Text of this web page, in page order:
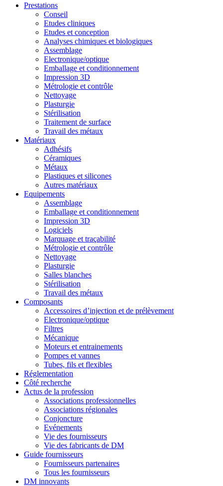
Prestations
Conseil
Etudes cliniques
Etudes et conception
Analyses chimiques et biologiques
Assemblage
Electronique/optique
Emballage et conditionnement
Impression 3D
Métrologie et contrôle
Nettoyage
Plasturgie
Stérilisation
Traitement de surface
Travail des métaux
Matériaux
Adhésifs
Céramiques
Métaux
Plastiques et silicones
Autres matériaux
Equipements
Assemblage
Emballage et conditionnement
Impression 3D
Logiciels
Marquage et traçabilité
Métrologie et contrôle
Nettoyage
Plasturgie
Salles blanches
Stérilisation
Travail des métaux
Composants
Accessoires d’injection et de prélèvement
Electronique/optique
Filtres
Mécanique
Moteurs et entrainements
Pompes et vannes
Tubes, fils et flexibles
Réglementation
Côté recherche
Actus de la profession
Associations professionnelles
Associations régionales
Conjoncture
Evénements
Vie des fournisseurs
Vie des fabricants de DM
Guide fournisseurs
Fournisseurs partenaires
Tous les fournisseurs
DM innovants